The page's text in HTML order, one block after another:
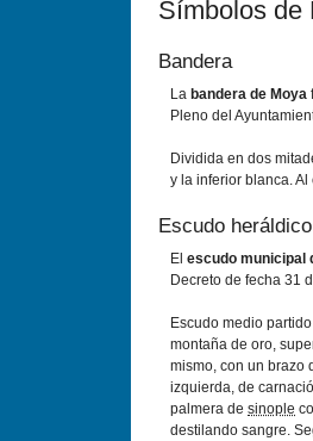
Símbolos de
Bandera
La bandera de Moya
Pleno del
Dividida en dos
y la inferior blanca.
Escudo heráldico
El escudo municipal
Decreto de fecha 31
Escudo medio
montaña de oro,
mismo, con un brazo
izquierda, de
palmera de sinople
destilando sangre.